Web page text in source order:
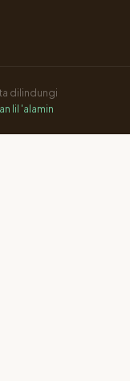
dilindungi
lil 'alamin